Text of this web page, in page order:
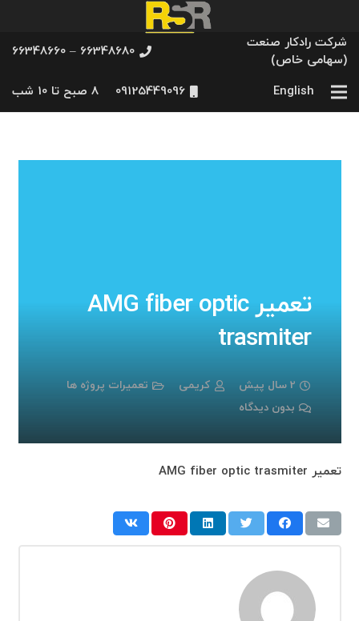
شرکت رادکار صنعت
(سهامی خاص)
66348680 – 66348660
English
09125449096 8 صبح تا 10 شب
تعمیر AMG fiber optic
trasmiter
2 سال پیش کریمی
تعمیرات پروژه ها
بدون دیدگاه
تعمیر AMG fiber optic trasmiter